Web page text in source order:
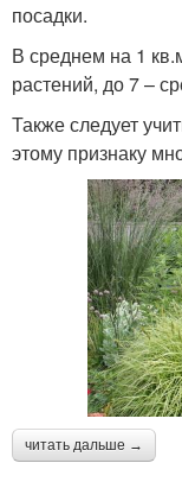
посадки.
В среднем на 1
растений, до 7 –
Также следует
этому признаку
читать дальше →